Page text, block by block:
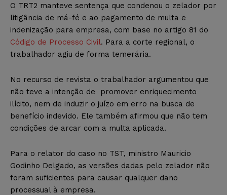
O TRT2 manteve sentença que condenou o zelador por
litigância de má-fé e ao pagamento de multa e
indenização para empresa, com base no artigo 81 do
Código de Processo Civil. Para a corte regional, o
trabalhador agiu de forma temerária.
No recurso de revista o trabalhador argumentou que
não teve a intenção de promover enriquecimento
ilícito, nem de induzir o juízo em erro na busca de
benefício indevido. Ele também afirmou que não tem
condições de arcar com a multa aplicada.
Para o relator do caso no TST, ministro Mauricio
Godinho Delgado, as versões dadas pelo zelador não
foram suficientes para causar qualquer dano
processual à empresa.